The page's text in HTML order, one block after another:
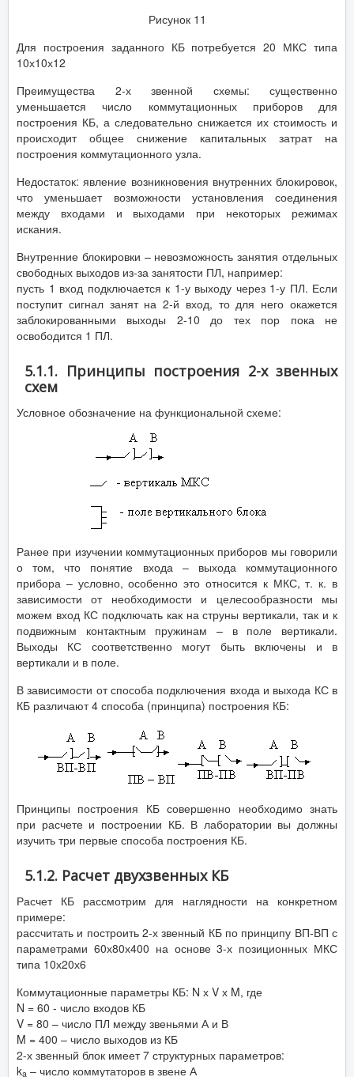
Рисунок 11
Для построения заданного КБ потребуется 20 МКС типа
10х10х12
Преимущества 2-х звенной схемы: существенно
уменьшается число коммутационных приборов для
построения КБ, а следовательно снижается их стоимость и
происходит общее снижение капитальных затрат на
построения коммутационного узла.
Недостаток: явление возникновения внутренних блокировок,
что уменьшает возможности установления соединения
между входами и выходами при некоторых режимах
искания.
Внутренние блокировки – невозможность занятия отдельных
свободных выходов из-за занятости ПЛ, например:
пусть 1 вход подключается к 1-у выходу через 1-у ПЛ. Если
поступит сигнал занят на 2-й вход, то для него окажется
заблокированными выходы 2-10 до тех пор пока не
освободится 1 ПЛ.
5.1.1. Принципы построения 2-х звенных
схем
Условное обозначение на функциональной схеме:
Ранее при изучении коммутационных приборов мы говорили
о том, что понятие входа – выхода коммутационного
прибора – условно, особенно это относится к МКС, т. к. в
зависимости от необходимости и целесообразности мы
можем вход КС подключать как на струны вертикали, так и к
подвижным контактным пружинам – в поле вертикали.
Выходы КС соответственно могут быть включены и в
вертикали и в поле.
В зависимости от способа подключения входа и выхода КС в
КБ различают 4 способа (принципа) построения КБ:
Принципы построения КБ совершенно необходимо знать
при расчете и построении КБ. В лаборатории вы должны
изучить три первые способа построения КБ.
5.1.2. Расчет двухзвенных КБ
Расчет КБ рассмотрим для наглядности на конкретном
примере:
рассчитать и построить 2-х звенный КБ по принципу ВП-ВП с
параметрами 60х80х400 на основе 3-х позиционных МКС
типа 10х20х6
Коммутационные параметры КБ: N х V х M, где
N = 60 - число входов КБ
V = 80 – число ПЛ между звеньями А и В
M = 400 – число выходов из КБ
2-х звенный блок имеет 7 структурных параметров:
ka – число коммутаторов в звене А